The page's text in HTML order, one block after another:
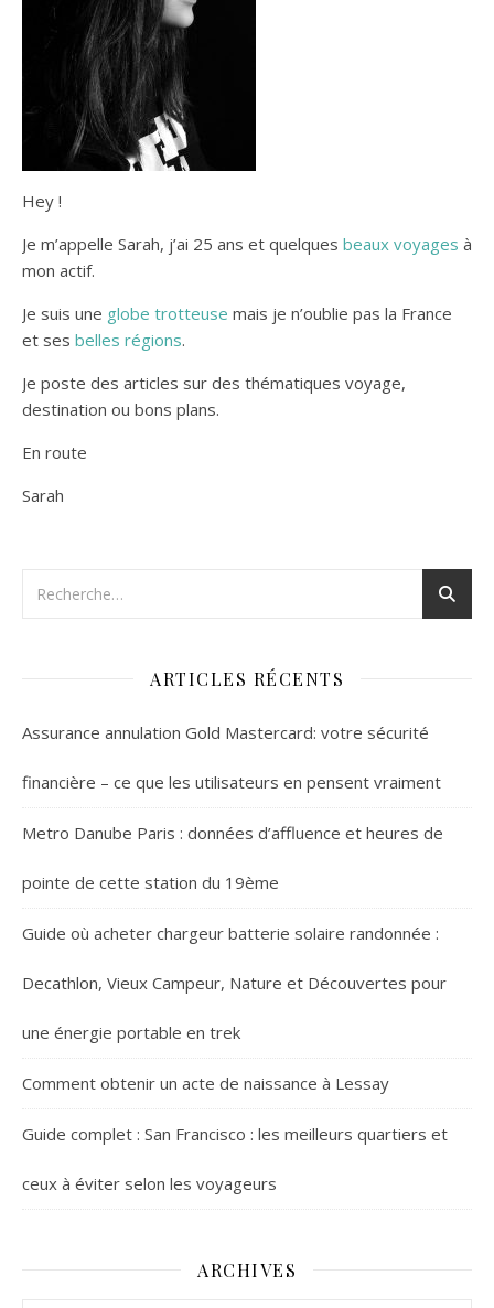
Hey !
Je m’appelle Sarah, j’ai 25 ans et quelques beaux voyages à
mon actif.
Je suis une globe trotteuse mais je n’oublie pas la France
et ses belles régions.
Je poste des articles sur des thématiques voyage,
destination ou bons plans.
En route
Sarah
ARTICLES RÉCENTS
Assurance annulation Gold Mastercard: votre sécurité
financière – ce que les utilisateurs en pensent vraiment
Metro Danube Paris : données d’affluence et heures de
pointe de cette station du 19ème
Guide où acheter chargeur batterie solaire randonnée :
Decathlon, Vieux Campeur, Nature et Découvertes pour
une énergie portable en trek
Comment obtenir un acte de naissance à Lessay
Guide complet : San Francisco : les meilleurs quartiers et
ceux à éviter selon les voyageurs
ARCHIVES